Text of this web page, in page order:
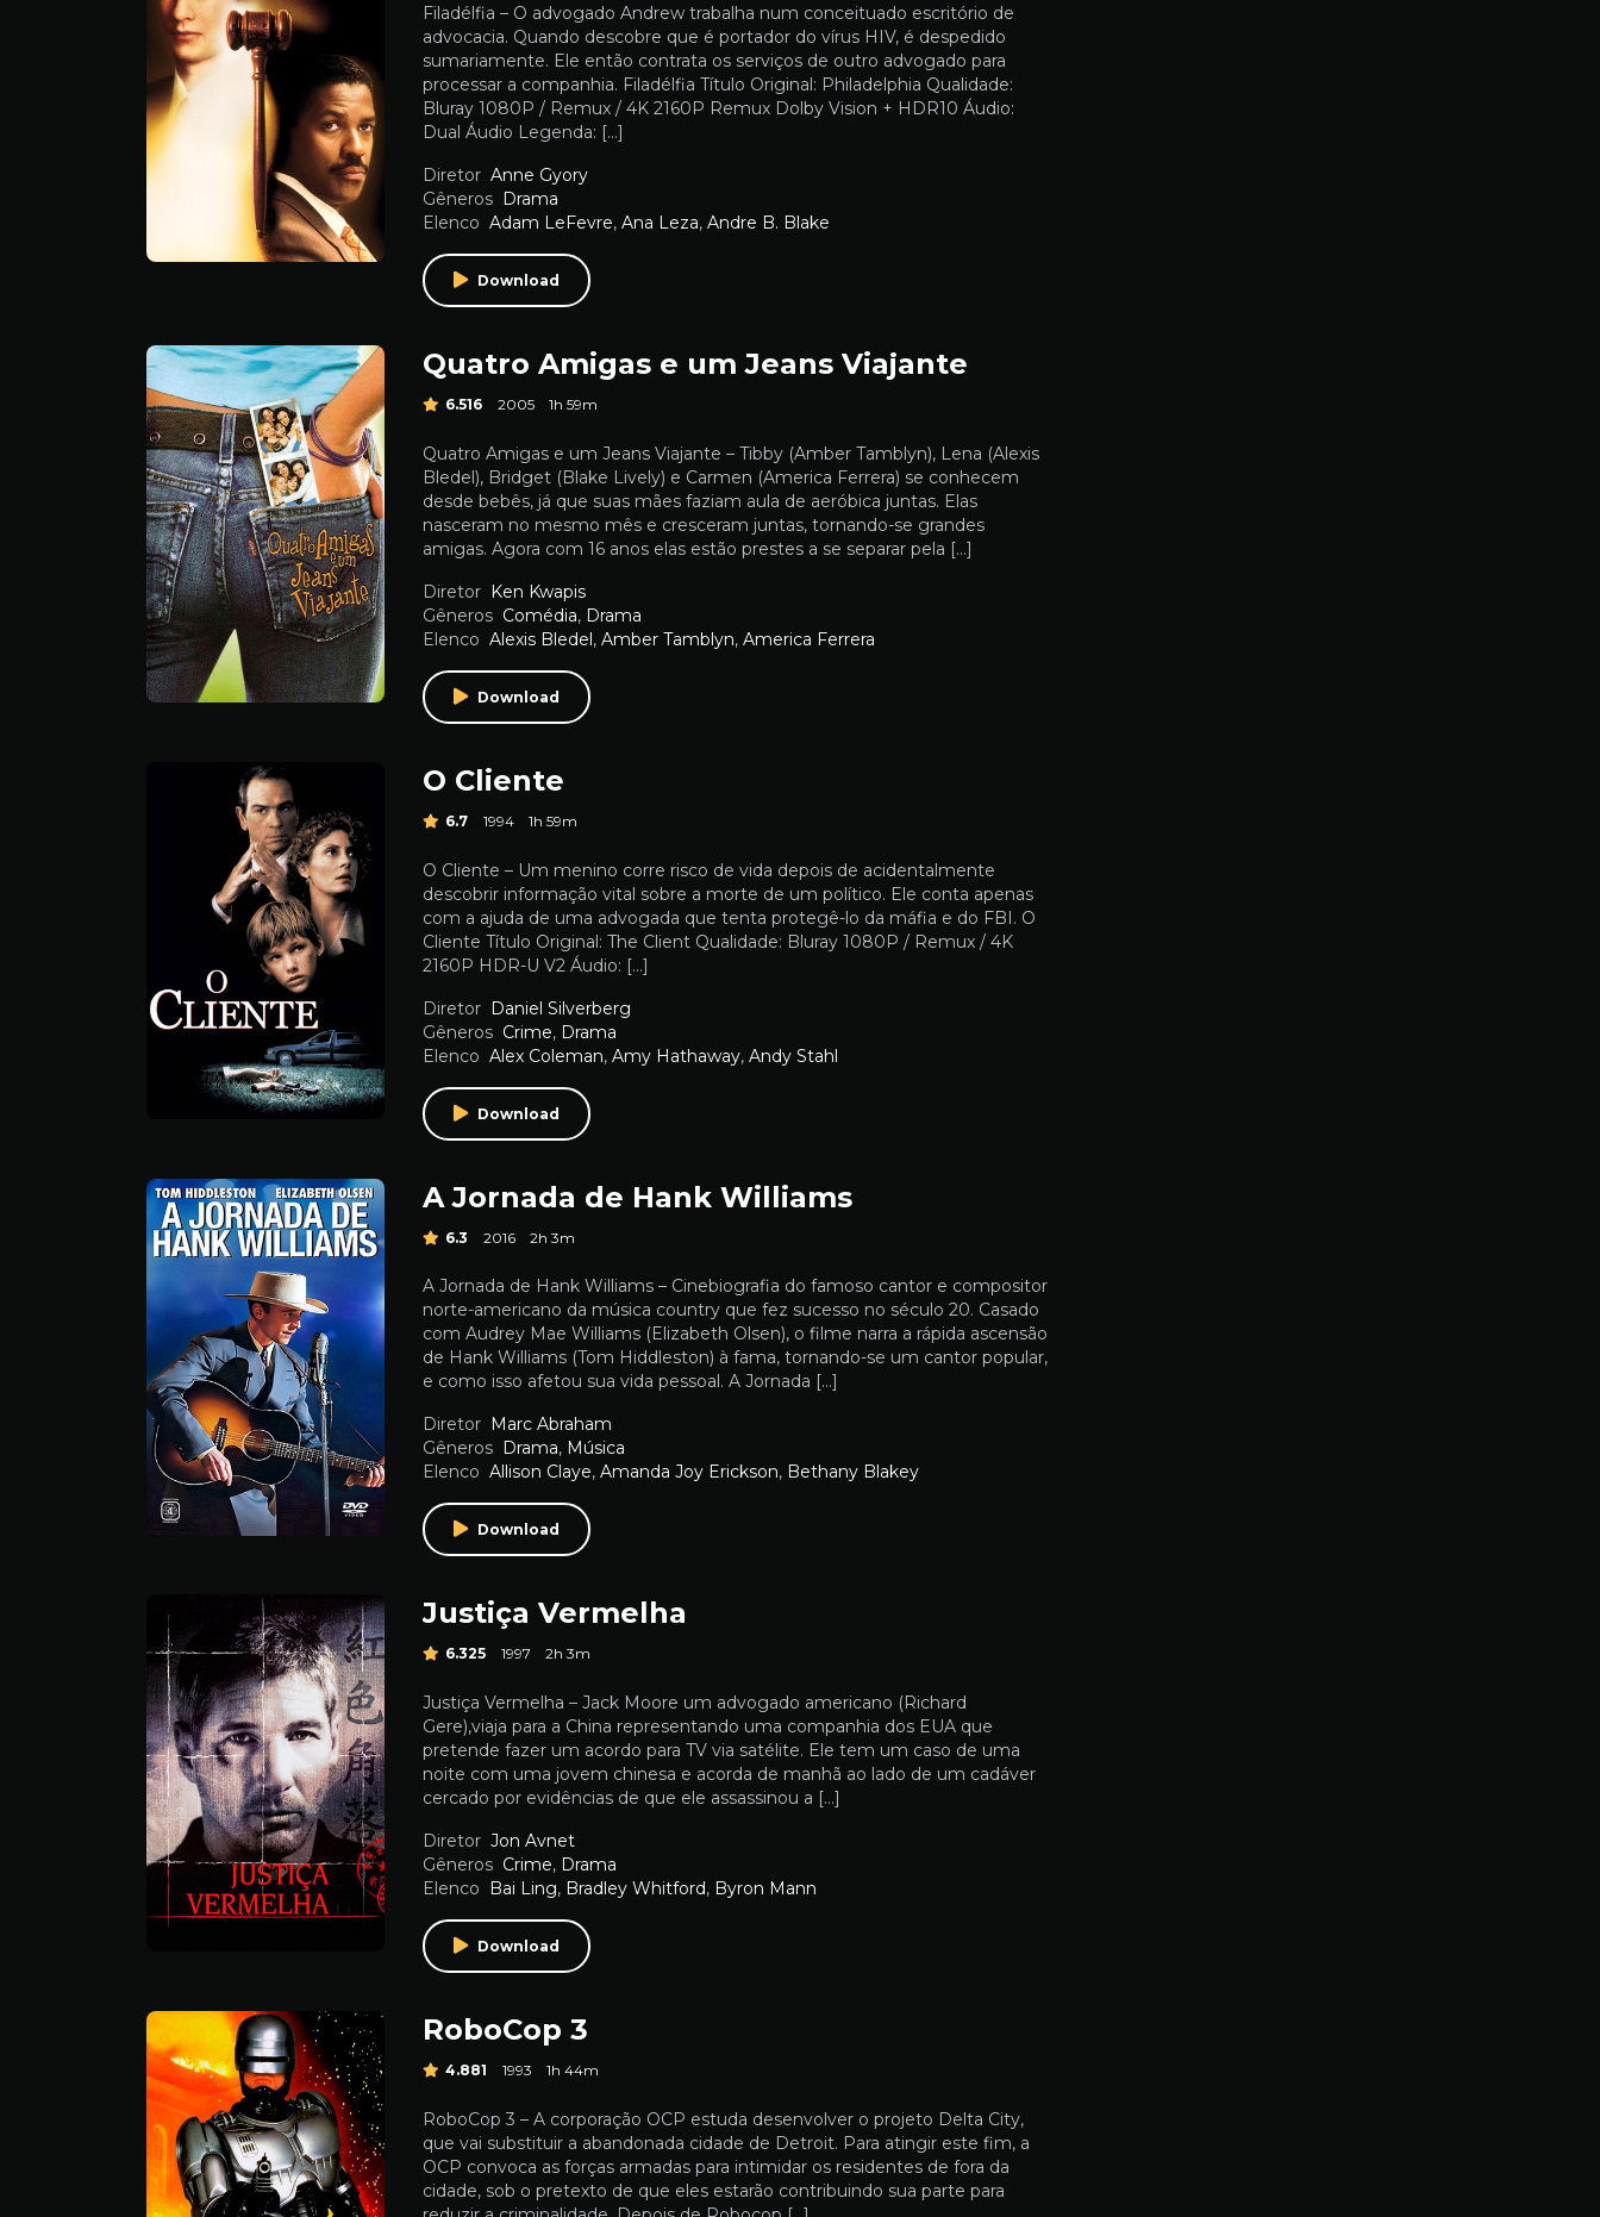
Filadélfia – O advogado Andrew trabalha num conceituado escritório de
advocacia. Quando descobre que é portador do vírus HIV, é despedido
sumariamente. Ele então contrata os serviços de outro advogado para
processar a companhia. Filadélfia Título Original: Philadelphia Qualidade:
Bluray 1080P / Remux / 4K 2160P Remux Dolby Vision + HDR10 Áudio:
Dual Áudio Legenda: […]
Diretor Anne Gyory
Gêneros Drama
Elenco Adam LeFevre, Ana Leza, Andre B. Blake
Download
Quatro Amigas e um Jeans Viajante
6.516 2005 1h 59m
Quatro Amigas e um Jeans Viajante – Tibby (Amber Tamblyn), Lena (Alexis
Bledel), Bridget (Blake Lively) e Carmen (America Ferrera) se conhecem
desde bebês, já que suas mães faziam aula de aeróbica juntas. Elas
nasceram no mesmo mês e cresceram juntas, tornando-se grandes
amigas. Agora com 16 anos elas estão prestes a se separar pela […]
Diretor Ken Kwapis
Gêneros Comédia, Drama
Elenco Alexis Bledel, Amber Tamblyn, America Ferrera
Download
O Cliente
6.7 1994 1h 59m
O Cliente – Um menino corre risco de vida depois de acidentalmente
descobrir informação vital sobre a morte de um político. Ele conta apenas
com a ajuda de uma advogada que tenta protegê-lo da máfia e do FBI. O
Cliente Título Original: The Client Qualidade: Bluray 1080P / Remux / 4K
2160P HDR-U V2 Áudio: […]
Diretor Daniel Silverberg
Gêneros Crime, Drama
Elenco Alex Coleman, Amy Hathaway, Andy Stahl
Download
A Jornada de Hank Williams
6.3 2016 2h 3m
A Jornada de Hank Williams – Cinebiografia do famoso cantor e compositor
norte-americano da música country que fez sucesso no século 20. Casado
com Audrey Mae Williams (Elizabeth Olsen), o filme narra a rápida ascensão
de Hank Williams (Tom Hiddleston) à fama, tornando-se um cantor popular,
e como isso afetou sua vida pessoal. A Jornada […]
Diretor
Marc Abraham
Gêneros
Drama, Música
Elenco Allison Claye, Amanda Joy Erickson, Bethany Blakey
Download
Justiça Vermelha
6.325 1997 2h 3m
Justiça Vermelha – Jack Moore um advogado americano (Richard
Gere),viaja para a China representando uma companhia dos EUA que
pretende fazer um acordo para TV via satélite. Ele tem um caso de uma
noite com uma jovem chinesa e acorda de manhã ao lado de um cadáver
cercado por evidências de que ele assassinou a […]
Diretor Jon Avnet
Gêneros Crime, Drama
Elenco
Bai Ling, Bradley Whitford, Byron Mann
Download
RoboCop 3
4.881 1993 1h 44m
RoboCop 3 – A corporação OCP estuda desenvolver o projeto Delta City,
que vai substituir a abandonada cidade de Detroit. Para atingir este fim, a
OCP convoca as forças armadas para intimidar os residentes de fora da
cidade, sob o pretexto de que eles estarão contribuindo sua parte para